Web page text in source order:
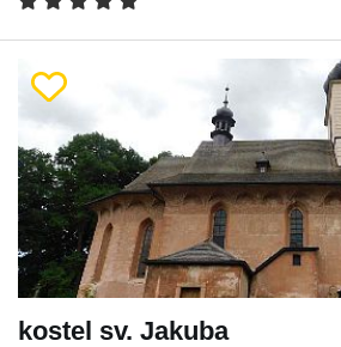
kostel sv. Jakuba